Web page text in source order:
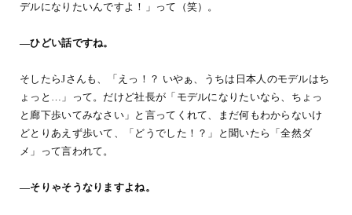
デルになりたいんですよ！」って（笑）。
―ひどい話ですね。
そしたらJさんも、「えっ！？ いやぁ、うちは日本人のモデルはち
ょっと…」って。だけど社長が「モデルになりたいなら、ちょっ
と廊下歩いてみなさい」と言ってくれて、まだ何もわからないけ
どとりあえず歩いて、「どうでした！？」と聞いたら「全然ダ
メ」って言われて。
―そりゃそうなりますよね。